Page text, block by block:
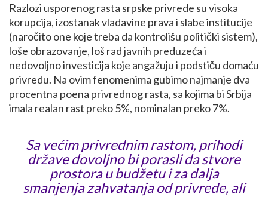
Razlozi usporenog rasta srpske privrede su visoka
korupcija, izostanak vladavine prava i slabe institucije
(naročito one koje treba da kontrolišu politički sistem),
loše obrazovanje, loš rad javnih preduzeća i
nedovoljno investicija koje angažuju i podstiču domaću
privredu. Na ovim fenomenima gubimo najmanje dva
procentna poena privrednog rasta, sa kojima bi Srbija
imala realan rast preko 5%, nominalan preko 7%.
Sa većim privrednim rastom, prihodi
države dovoljno bi porasli da stvore
prostora u budžetu i za dalja
smanjenja zahvatanja od privrede, ali